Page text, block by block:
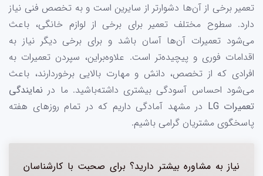
تعمیر برخی از آن‌ها دشوارتر از سایرین است و به تخصص فنی نیاز
دارد. سطوح مختلف تعمیر برای برخی از لوازم خانگی، باعث
می‌شود تعمیرات آن‌ها آسان باشد و برای برخی دیگر نیاز به
اقدامات فوری و پیچیده‌تر است. علاوه‌براین، سپردن تعمیرات به
افرادی که از تخصص، دانش و مهارت بالایی برخوردارند، باعث
می‌شود احساس آسودگی بیشتری داشته‌باشید. ما در نمایندگی
تعمیرات LG
در مشهد آمادگی داریم که در تمام روزهای هفته
پاسخگوی مشتریان گرامی باشیم.
نیاز به مشاوره بیشتر دارید؟ برای صحبت با کارشناسان